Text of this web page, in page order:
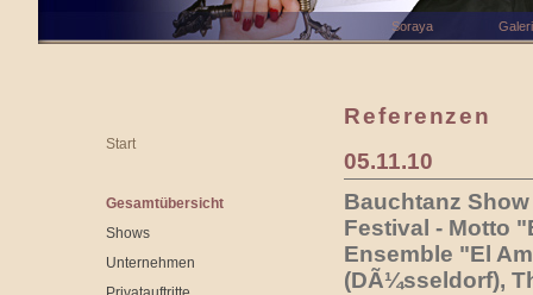
Start
Gesamtübersicht
Shows
Unternehmen
Referenzen
05.11.10
Bauchtanz
Festival - Motto
Ensemble "El
(DÃ¼sseldorf),
Soraya